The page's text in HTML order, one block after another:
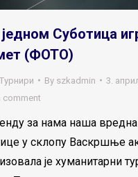
Суботица
(ФОТО)
Турнири By szkadmin
3.
comment
за нама наша вредна
у склопу Васкршње
је хуманитарни